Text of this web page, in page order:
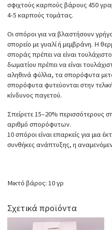
σφιχτούς καρπούς βάρους 450
4-5 καρπούς τομάτας.
Οι σπόροι για να βλαστήσουν
σπορείο με γυαλί ή μεμβράνη. Η
σποράς πρέπει να είναι
δωματίου πρέπει να είναι
αληθινά φύλλα, τα σπορόφυτα
σπορόφυτα φυτεύονται στην
κίνδυνος παγετού.
Σπείρετε 15–20% περισσότερους
αριθμό σπορόφυτων.
10 σπόροι είναι επαρκείς για μια
συνθήκες ανάπτυξης, η
Μικτό βάρος: 10 γρ
Σχετικά προϊόντα